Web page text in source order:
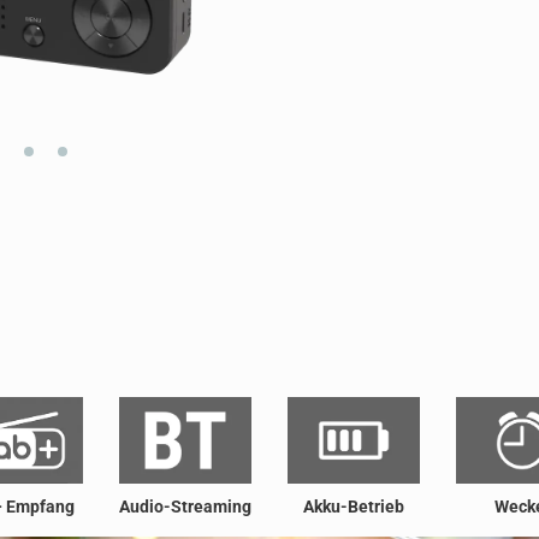
Empfang Audio-Streaming Akku-Betrieb